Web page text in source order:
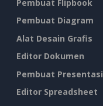
Pembuat Flipbook
Pembuat Diagram
Alat Desain Grafis
Editor Dokumen
Pembuat Presentasi
Editor Spreadsheet